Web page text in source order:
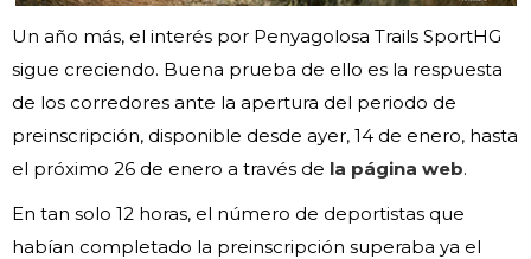
Un año más, el interés por Penyagolosa Trails SportHG
sigue creciendo. Buena prueba de ello es la respuesta
de los corredores ante la apertura del periodo de
preinscripción, disponible desde ayer, 14 de enero, hasta
el próximo 26 de enero a través de la página web.
En tan solo 12 horas, el número de deportistas que
habían completado la preinscripción superaba ya el